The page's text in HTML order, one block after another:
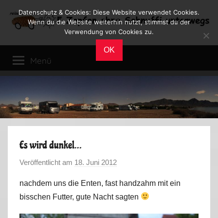
Inhalt
Reiseblog
Leben
im
Menü
Es wird dunkel…
Veröffentlicht am 18. Juni 2012
n
M
a
nachdem uns die Enten, fast handzahm mit ein
bisschen Futter, gute Nacht sagten
Datenschutz & Cookies: Diese Website verwendet Cookies.
Wenn du die Website weiterhin nutzt, stimmst du der
Verwendung von Cookies zu.
OK